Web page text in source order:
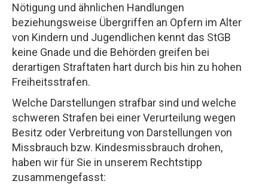
Nötigung und ähnlichen Handlungen
beziehungsweise Übergriffen an Opfern im Alter
von Kindern und Jugendlichen kennt das StGB
keine Gnade und die Behörden greifen bei
derartigen Straftaten hart durch bis hin zu hohen
Freiheitsstrafen.
Welche Darstellungen strafbar sind und welche
schweren Strafen bei einer Verurteilung wegen
Besitz oder Verbreitung von Darstellungen von
Missbrauch bzw. Kindesmissbrauch drohen,
haben wir für Sie in unserem Rechtstipp
zusammengefasst: